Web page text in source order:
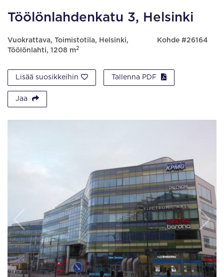
Töölönlahdenkatu 3, Helsinki
Vuokrattava, Toimistotila, Helsinki,
Töölönlahti, 1208 m2
Kohde #26164
Lisää suosikkeihin Tallenna PDF
Jaa